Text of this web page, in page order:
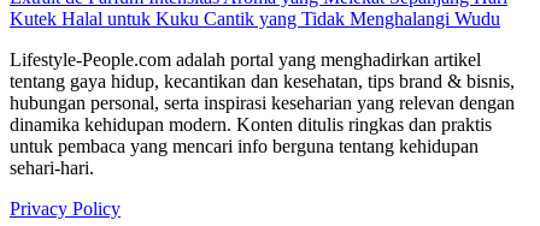
Kutek Halal untuk Kuku Cantik yang Tidak Menghalangi Wudu
Lifestyle-People.com adalah portal yang menghadirkan artikel
tentang gaya hidup, kecantikan dan kesehatan, tips brand & bisnis,
hubungan personal, serta inspirasi keseharian yang relevan dengan
dinamika kehidupan modern. Konten ditulis ringkas dan praktis
untuk pembaca yang mencari info berguna tentang kehidupan
sehari-hari.
Privacy Policy